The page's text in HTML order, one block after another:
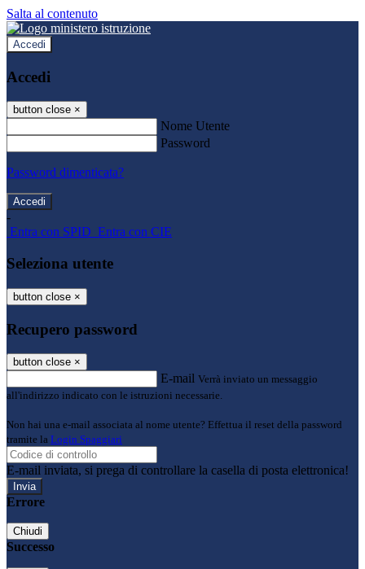
Salta al contenuto
Accedi
Accedi
button close ×
Nome Utente
Password
Password dimenticata?
-
Entra con SPID Entra con CIE
Seleziona utente
button close ×
Recupero password
button close ×
E-mail Verrà inviato un messaggio
all'indirizzo indicato con le istruzioni necessarie.
Non hai una e-mail associata al nome utente? Effettua il reset della password
tramite la Login Spaggiari
E-mail inviata, si prega di controllare la casella di posta elettronica!
Errore
Chiudi
Successo